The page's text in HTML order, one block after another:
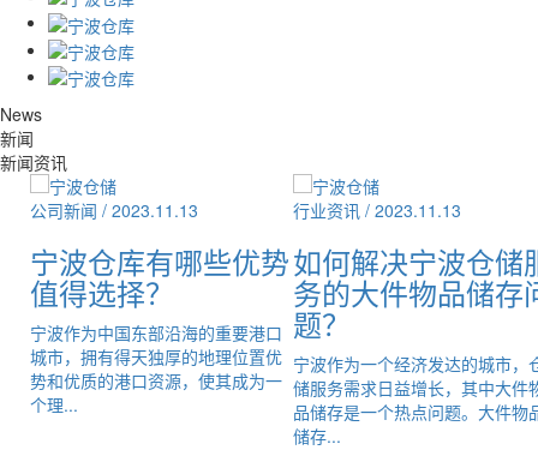
News
新闻
新闻资讯
公司新闻 / 2023.11.13
宁波仓库有哪些优势
值得选择？
宁波作为中国东部沿海的重要港口
城市，拥有得天独厚的地理位置优
势和优质的港口资源，使其成为一
个理...
行业资讯 / 2023.11.13
如何解决宁波仓储
务的大件物品储存
题？
宁波作为一个经济发达的城市，
储服务需求日益增长，其中大件
品储存是一个热点问题。大件物
储存...